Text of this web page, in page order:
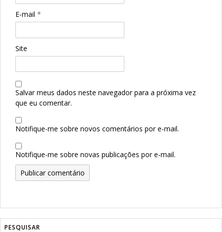
E-mail *
Site
Salvar meus dados neste navegador para a próxima vez
que eu comentar.
Notifique-me sobre novos comentários por e-mail.
Notifique-me sobre novas publicações por e-mail.
PESQUISAR